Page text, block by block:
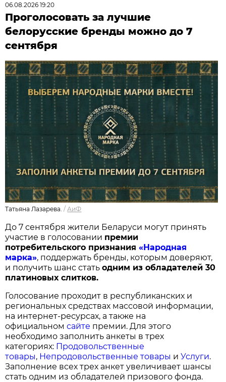
06.08.2026 19:20
Проголосовать за лучшие
белорусские бренды можно до 7
сентября
Татьяна Лазарева. / АиФ
До 7 сентября жители Беларуси могут принять
участие в голосовании премии
потребительского признания«Народная
марка», поддержать бренды, которым доверяют,
и получить шанс статьодним из обладателей 30
платиновых слитков.
Голосование проходит в республиканских и
региональных средствах массовой информации,
на интернет-ресурсах, а также на
официальномсайте премии. Для этого
необходимо заполнить анкеты в трех
категориях: Продовольственные
товары, Непродовольственные товары иУслуги.
Заполнение всех трех анкет увеличивает шансы
стать одним из обладателей призового фонда.